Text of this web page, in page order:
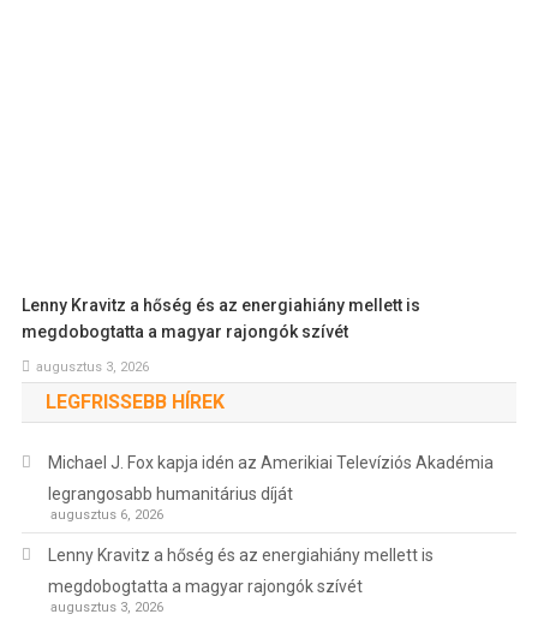
Lenny Kravitz a hőség és az energiahiány mellett is
megdobogtatta a magyar rajongók szívét
augusztus 3, 2026
LEGFRISSEBB HÍREK
Michael J. Fox kapja idén az Amerikiai Televíziós Akadémia
legrangosabb humanitárius díját
augusztus 6, 2026
Lenny Kravitz a hőség és az energiahiány mellett is
megdobogtatta a magyar rajongók szívét
augusztus 3, 2026